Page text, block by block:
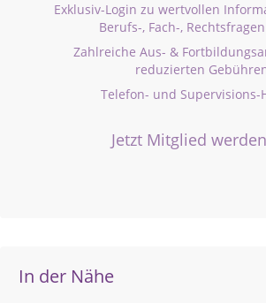
Exklusiv-Login zu wertvollen
Berufs-, Fach-,
Zahlreiche Aus- &
reduzierten
Telefon- und Supervisions-
Jetzt Mitglied
In der Nähe